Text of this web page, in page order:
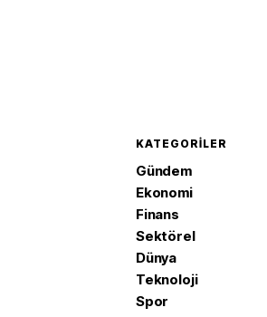
KATEGORILER
Gündem
Ekonomi
Finans
Sektörel
Dünya
Teknoloji
Spor